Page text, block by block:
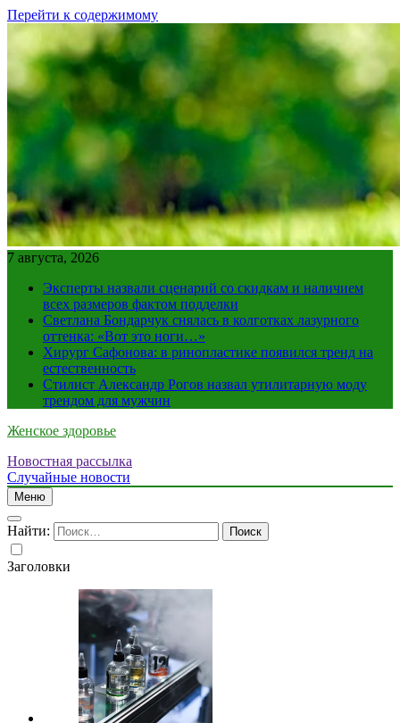
Перейти к содержимому
7 августа, 2026
Эксперты назвали сценарий со скидкам и наличием
всех размеров фактом подделки
Светлана Бондарчук снялась в колготках лазурного
оттенка: «Вот это ноги…»
Хирург Сафонова: в ринопластике появился тренд на
естественность
Стилист Александр Рогов назвал утилитарную моду
трендом для мужчин
Женское здоровье
Новостная рассылка
Случайные новости
Меню
Найти:
Заголовки